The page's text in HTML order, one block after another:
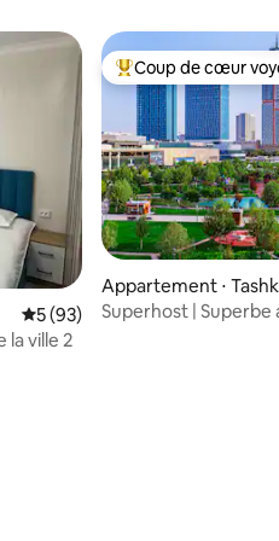
: 4,91 sur 5
appréciés
Évaluation moyenne sur la
5 (93)
ville 2
Coups de cœur
Coup de cœur
Appartement ⋅
Superhost |